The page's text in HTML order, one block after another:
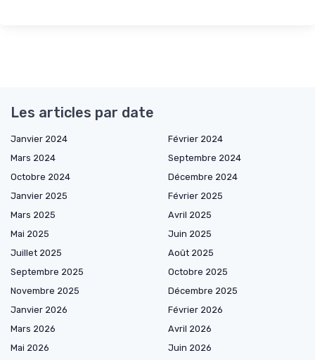
Les articles par date
Janvier 2024
Février 2024
Mars 2024
Septembre 2024
Octobre 2024
Décembre 2024
Janvier 2025
Février 2025
Mars 2025
Avril 2025
Mai 2025
Juin 2025
Juillet 2025
Août 2025
Septembre 2025
Octobre 2025
Novembre 2025
Décembre 2025
Janvier 2026
Février 2026
Mars 2026
Avril 2026
Mai 2026
Juin 2026